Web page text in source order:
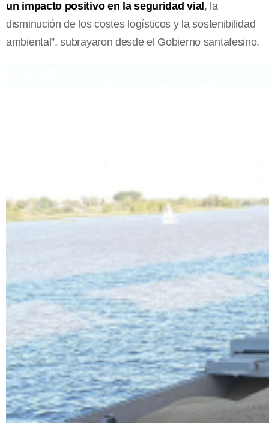
un impacto positivo en la seguridad vial, la
disminución de los costes logísticos y la sostenibilidad
ambiental”, subrayaron desde el Gobierno santafesino.